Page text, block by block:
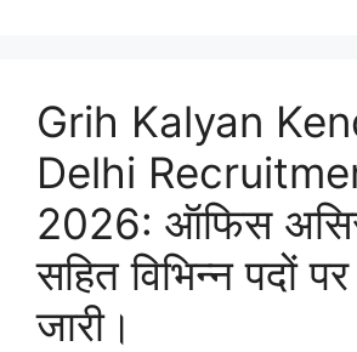
Grih Kalyan
Delhi
2026: ऑफिस
सहित विभिन्न पदों पर
जारी।